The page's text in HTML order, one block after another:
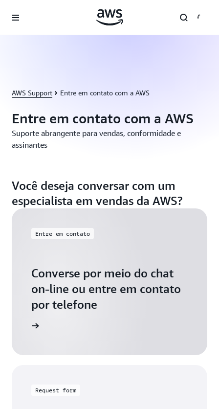
Pular para o conteúdo principal
AWS Support Entre em contato com a AWS
Entre em contato com a AWS
Suporte abrangente para vendas, conformidade e
assinantes
Você deseja conversar com um
especialista em vendas da AWS?
Entre em contato
Converse por meio do chat
on-line ou entre em contato
por telefone
Request form